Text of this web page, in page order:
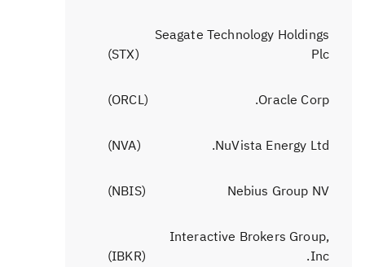
Seagate Technology Holdings
Plc
(
STX
)
Oracle Corp.
(
ORCL
)
NuVista Energy Ltd.
(
NVA
)
Nebius Group NV
(
NBIS
)
Interactive Brokers Group,
Inc.
(
IBKR
)